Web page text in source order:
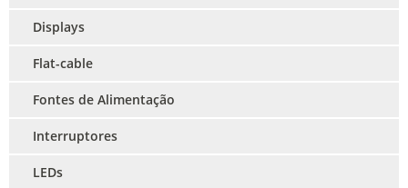
Displays
Flat-cable
Fontes de Alimentação
Interruptores
LEDs